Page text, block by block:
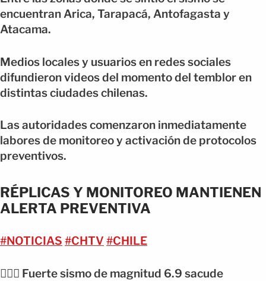
encuentran Arica, Tarapacá, Antofagasta y
Atacama.
Medios locales y usuarios en redes sociales
difundieron videos del momento del temblor en
distintas ciudades chilenas.
Las autoridades comenzaron inmediatamente
labores de monitoreo y activación de protocolos
preventivos.
RÉPLICAS Y MONITOREO MANTIENEN
ALERTA PREVENTIVA
#NOTICIAS #CHTV #CHILE
👉🏻🔴 Fuerte sismo de magnitud 6.9 sacude